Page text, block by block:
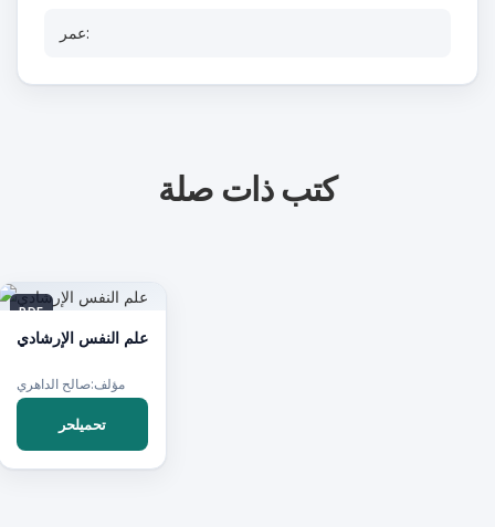
عمر:
كتب ذات صلة
PDF
علم النفس الإرشادي
مؤلف:صالح الداهري
تحميلحر